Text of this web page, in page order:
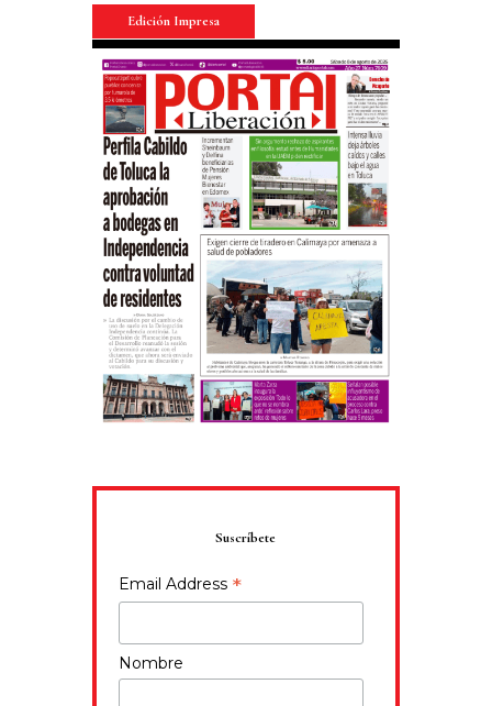
Edición Impresa
Suscríbete
Email Address *
Nombre